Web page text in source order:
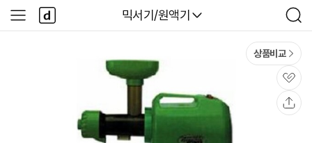
다나와
믹서기/원액기
검
색
사
이
다
나
와
상품비교
관
심